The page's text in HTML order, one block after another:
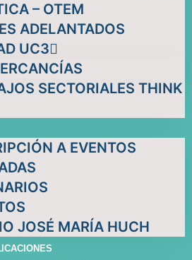
– OTEM
ADELANTADOS
UC3
SECTORIALES THINK
A EVENTOS
JOSÉ MARÍA HUCH